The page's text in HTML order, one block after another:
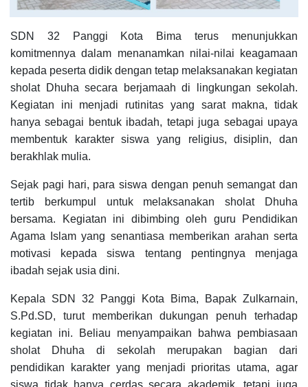
SDN 32 Panggi Kota Bima terus menunjukkan
komitmennya dalam menanamkan nilai-nilai keagamaan
kepada peserta didik dengan tetap melaksanakan kegiatan
sholat Dhuha secara berjamaah di lingkungan sekolah.
Kegiatan ini menjadi rutinitas yang sarat makna, tidak
hanya sebagai bentuk ibadah, tetapi juga sebagai upaya
membentuk karakter siswa yang religius, disiplin, dan
berakhlak mulia.
Sejak pagi hari, para siswa dengan penuh semangat dan
tertib berkumpul untuk melaksanakan sholat Dhuha
bersama. Kegiatan ini dibimbing oleh guru Pendidikan
Agama Islam yang senantiasa memberikan arahan serta
motivasi kepada siswa tentang pentingnya menjaga
ibadah sejak usia dini.
Kepala SDN 32 Panggi Kota Bima, Bapak Zulkarnain,
S.Pd.SD, turut memberikan dukungan penuh terhadap
kegiatan ini. Beliau menyampaikan bahwa pembiasaan
sholat Dhuha di sekolah merupakan bagian dari
pendidikan karakter yang menjadi prioritas utama, agar
siswa tidak hanya cerdas secara akademik, tetapi juga